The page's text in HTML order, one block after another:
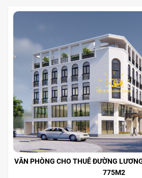
VĂN PHÒNG CHO THUÊ ĐƯỜNG
775M2